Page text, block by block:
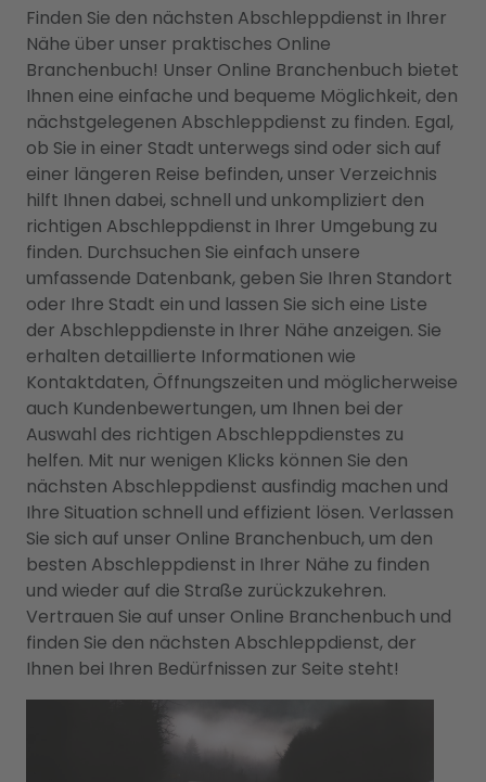
Finden Sie den nächsten Abschleppdienst in Ihrer
Nähe über unser praktisches Online
Branchenbuch! Unser Online Branchenbuch bietet
Ihnen eine einfache und bequeme Möglichkeit, den
nächstgelegenen Abschleppdienst zu finden. Egal,
ob Sie in einer Stadt unterwegs sind oder sich auf
einer längeren Reise befinden, unser Verzeichnis
hilft Ihnen dabei, schnell und unkompliziert den
richtigen Abschleppdienst in Ihrer Umgebung zu
finden. Durchsuchen Sie einfach unsere
umfassende Datenbank, geben Sie Ihren Standort
oder Ihre Stadt ein und lassen Sie sich eine Liste
der Abschleppdienste in Ihrer Nähe anzeigen. Sie
erhalten detaillierte Informationen wie
Kontaktdaten, Öffnungszeiten und möglicherweise
auch Kundenbewertungen, um Ihnen bei der
Auswahl des richtigen Abschleppdienstes zu
helfen. Mit nur wenigen Klicks können Sie den
nächsten Abschleppdienst ausfindig machen und
Ihre Situation schnell und effizient lösen. Verlassen
Sie sich auf unser Online Branchenbuch, um den
besten Abschleppdienst in Ihrer Nähe zu finden
und wieder auf die Straße zurückzukehren.
Vertrauen Sie auf unser Online Branchenbuch und
finden Sie den nächsten Abschleppdienst, der
Ihnen bei Ihren Bedürfnissen zur Seite steht!